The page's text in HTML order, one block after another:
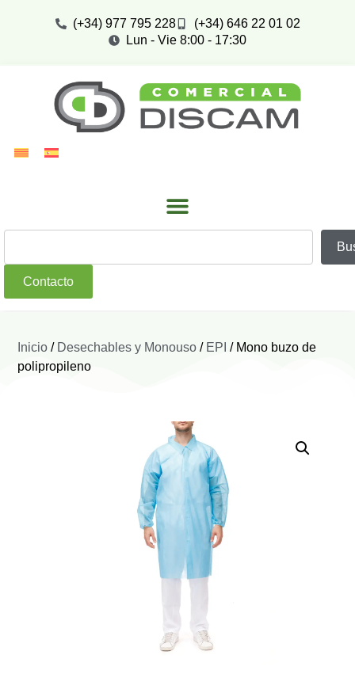
(+34) 977 795 228
(+34) 646 22 01 02
Lun - Vie 8:00 - 17:30
Contacto
Inicio / Desechables y Monouso / EPI / Mono buzo de
polipropileno